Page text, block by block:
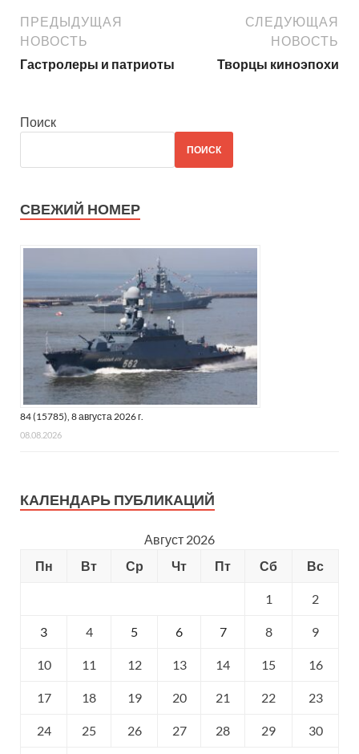
ПРЕДЫДУЩАЯ
НОВОСТЬ
Гастролеры и патриоты
СЛЕДУЮЩАЯ
НОВОСТЬ
Творцы киноэпохи
Поиск
ПОИСК
СВЕЖИЙ НОМЕР
84 (15785), 8 августа 2026 г.
08.08.2026
КАЛЕНДАРЬ ПУБЛИКАЦИЙ
Август 2026
Пн
Вт Ср Чт Пт Сб Вс
1 2
3 4 5 6 7 8 9
10 11 12 13 14 15 16
17 18 19 20 21 22 23
24 25 26 27 28 29 30